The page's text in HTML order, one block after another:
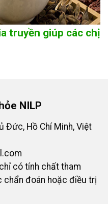
truyền giúp các chị
NILP
Đức, Hồ Chí Minh, Việt
có tính chất tham
chẩn đoán hoặc điều trị